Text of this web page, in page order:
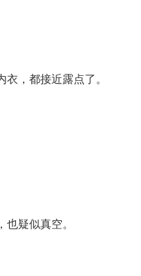
，都接近露点了。
疑似真空。